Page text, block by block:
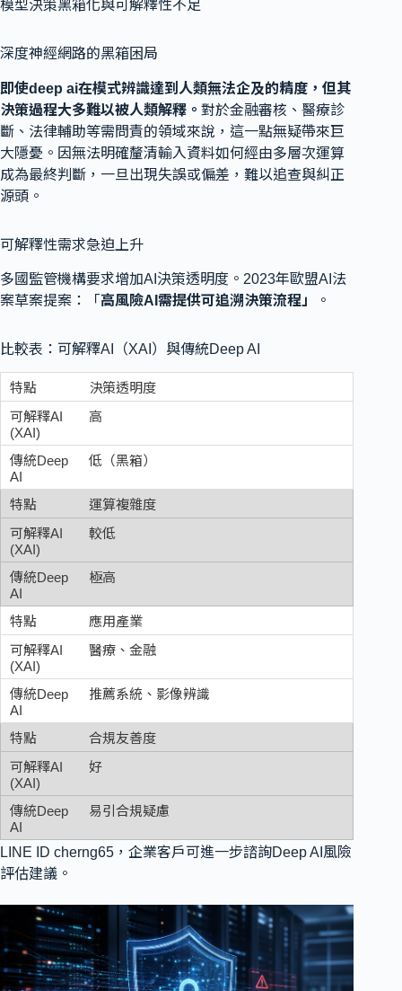
模型決策黑箱化與可解釋性不足
深度神經網路的黑箱困局
即使deep ai在模式辨識達到人類無法企及的精度，但其
決策過程大多難以被人類解釋。 對於金融審核、醫療診
斷、法律輔助等需問責的領域來說，這一點無疑帶來巨
大隱憂。因無法明確釐清輸入資料如何經由多層次運算
成為最終判斷，一旦出現失誤或偏差，難以追查與糾正
源頭。
可解釋性需求急迫上升
多國監管機構要求增加AI決策透明度。2023年歐盟AI法
案草案提案：「 高風險AI需提供可追溯決策流程」 。
比較表：可解釋AI（XAI）與傳統Deep AI
決策透明度
高
低（黑箱）
運算複雜度
較低
極高
應用產業
醫療、金融
推薦系統、影像辨識
合規友善度
好
易引合規疑慮
LINE ID cherng65，企業客戶可進一步諮詢Deep AI風險
評估建議。